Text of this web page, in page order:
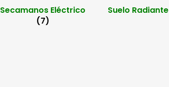
Secamanos Eléctrico
(7)
Suelo Radiante